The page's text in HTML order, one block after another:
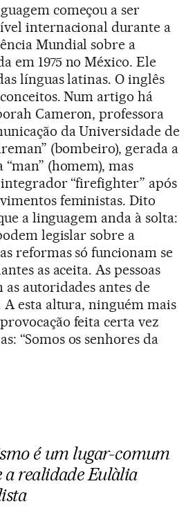
começou a ser
internacional durante a
Mundial sobre a
em 1975 no México. Ele
línguas latinas. O inglês
Num artigo há
Cameron, professora
da Universidade de
(bombeiro), gerada a
(homem), mas
“firefighter” após
feministas. Dito
a linguagem anda à solta:
legislar sobre a
reformas só funcionam se
as aceita. As pessoas
as autoridades antes de
A esta altura, ninguém mais
feita certa vez
“Somos os senhores da
é um lugar-comum
a realidadeEulàlia